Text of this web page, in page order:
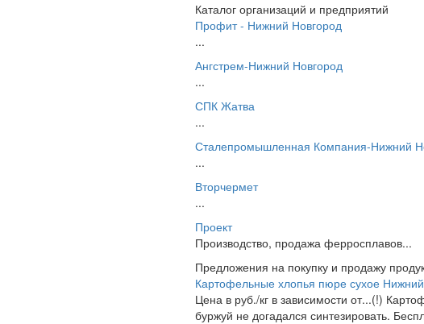
Каталог организаций и предприятий
Профит - Нижний Новгород
...
Ангстрем-Нижний Новгород
...
СПК Жатва
...
Сталепромышленная Компания-Нижний
...
Вторчермет
...
Проект
Производство, продажа ферросплавов...
Предложения на покупку и продажу
Картофельные хлопья пюре сухое
Цена в руб./кг в зависимости от...(!)
буржуй не догадался синтезировать.